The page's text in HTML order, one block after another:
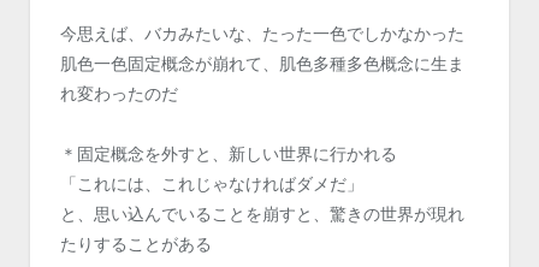
今思えば、バカみたいな、たった一色でしかなかった
肌色一色固定概念が崩れて、肌色多種多色概念に生ま
れ変わったのだ
＊固定概念を外すと、新しい世界に行かれる
「これには、これじゃなければダメだ」
と、思い込んでいることを崩すと、驚きの世界が現れ
たりすることがある